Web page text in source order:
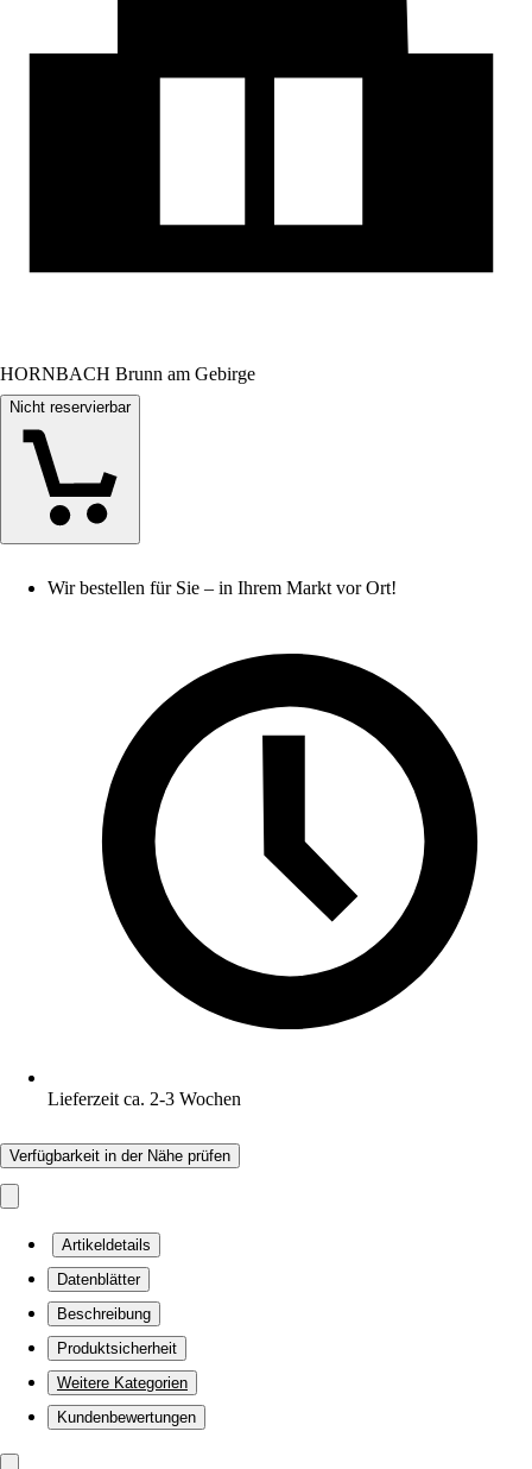
HORNBACH Brunn am Gebirge
Nicht reservierbar
Wir bestellen für Sie – in Ihrem Markt vor Ort!
Lieferzeit ca. 2-3 Wochen
Verfügbarkeit in der Nähe prüfen
Artikeldetails
Datenblätter
Beschreibung
Produktsicherheit
Weitere Kategorien
Kundenbewertungen